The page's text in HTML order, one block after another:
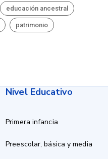
educación ancestral
patrimonio
Nivel Educativo
Primera infancia
Preescolar, básica y media